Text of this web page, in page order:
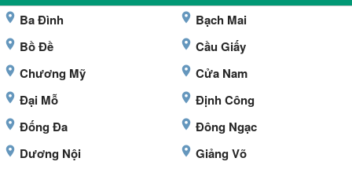
Ba Đình
Bạch Mai
Bồ Đề
Cầu Giấy
Chương Mỹ
Cửa Nam
Đại Mỗ
Định Công
Đống Đa
Đông Ngạc
Dương Nội
Giảng Võ